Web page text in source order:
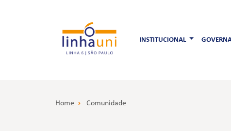
INSTITUCIONAL
Home Comunidade